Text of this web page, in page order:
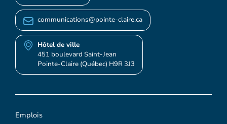
Emplois
communications@pointe-claire.ca
Hôtel de ville
451 boulevard Saint-Jean
Pointe-Claire (Québec) H9R 3J3